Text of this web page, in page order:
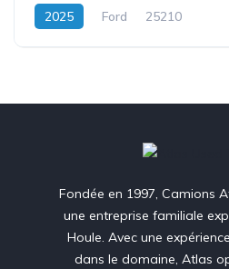
2025 Ford 25210
Fondée en 1997, Camions
une entreprise familiale
Houle. Avec une
dans le domaine, Atlas